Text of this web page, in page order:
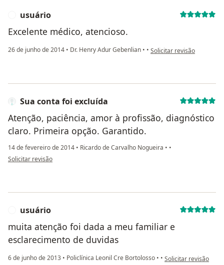
usuário
Excelente médico, atencioso.
26 de junho de 2014 • Dr. Henry Adur Gebenlian • • na opinião do utilizador
Solicitar revisão
Sua conta foi excluída
Atenção, paciência, amor à profissão, diagnóstico
claro. Primeira opção. Garantido.
14 de fevereiro de 2014 • Ricardo de Carvalho Nogueira • •
na opinião do utilizador Sua conta foi excluída
Solicitar revisão
usuário
muita atenção foi dada a meu familiar e
esclarecimento de duvidas
6 de junho de 2013 • Policlínica Leonil Cre Bortolosso • • na opinião do
Solicitar revisão